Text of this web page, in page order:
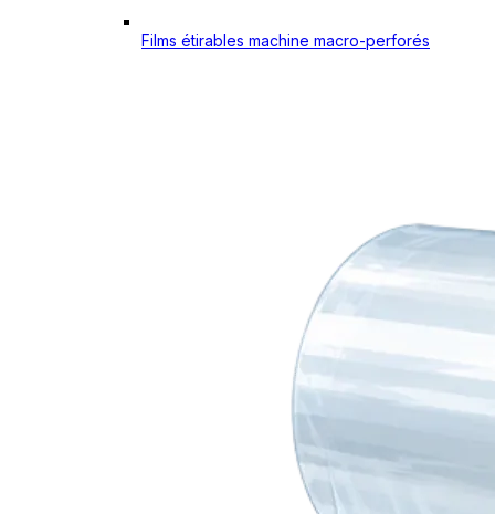
Films étirables machine macro-perforés